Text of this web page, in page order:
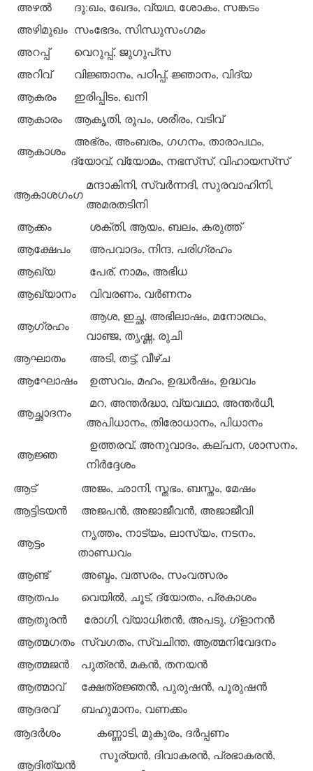
അഴല്‍
ദു:ഖം, ഖേദം, വ്യഥ, ശോകം, സങ്കടം
അഴിമുഖം സംഭേദം, സിന്ധുസംഗമം
അറപ്പ്
വെറുപ്പ്, ജുഗുപ്‌സ
അറിവ്
വിജ്ഞാനം, പഠിപ്പ്, ജ്ഞാനം, വിദ്യ
ആകരം
ഇരിപ്പിടം, ഖനി
ആകാരം
ആകൃതി, രൂപം, ശരീരം, വടിവ്
ആകാശം
അഭ്രം, അംബരം, ഗഗനം, താരാപഥം,
ദ്യോവ്, വ്യോമം, നഭസ്‌സ്, വിഹായസ്‌സ്
ആകാശഗംഗ
മന്ദാകിനി, സ്വര്‍ന്നദി, സുരവാഹിനി,
അമരതടിനി
ആക്കം
ശക്തി, ആയം, ബലം, കരുത്ത്
ആക്ഷേപം
അപവാദം, നിന്ദ, പരിഗ്രഹം
ആഖ്യ
പേര്, നാമം, അഭിധ
ആഖ്യാനം
വിവരണം, വര്‍ണനം
ആഗ്രഹം
ആശ, ഇച്ഛ, അഭിലാഷം, മനോരഥം,
വാഞ്ജ, തൃഷ്ണ, രുചി
ആഘാതം
അടി, തട്ട്, വീഴ്ച
ആഘോഷം
ഉത്സവം, മഹം, ഉദ്ധര്‍ഷം, ഉദ്ധവം
ആച്ഛാദനം
മറ, അന്തര്‍ദ്ധാ, വ്യവഥാ, അന്തര്‍ധീ,
അപിധാനം, തിരോധാനം, പിധാനം
ആജ്ഞ
ഉത്തരവ്, അനുവാദം, കല്പന, ശാസനം,
നിര്‍ദ്ദേശം
ആട്
അജം, ഛാനി, സ്തഭം, ബസ്തം, മേഷം
ആട്ടിടയന്‍
അജപന്‍, അജാജീവന്‍, അജാജീവി
ആട്ടം
നൃത്തം, നാട്യം, ലാസ്യം, നടനം,
താണ്ഡവം
ആണ്ട്
അബ്ദം, വത്സരം, സംവത്സരം
ആതപം
വെയില്‍, ചൂട്, ദ്യോതം, പ്രകാശം
ആതുരന്‍
രോഗി, വ്യാധിതന്‍, അപടു, ഗ്‌ളാനന്‍
ആത്മഗതം സ്വഗതം, സ്വചിന്ത, ആത്മനിവേദനം
ആത്മജന്‍
പുത്രന്‍, മകന്‍, തനയന്‍
ആത്മാവ്
ക്ഷേത്രജ്ഞന്‍, പുരുഷന്‍, പൂരുഷന്‍
ആദരവ്
ബഹുമാനം, വണക്കം
ആദര്‍ശം
കണ്ണാടി, മുകുരം, ദര്‍പ്പണം
ആദിത്യന്‍
സൂര്യന്‍, ദിവാകരന്‍, പ്രഭാകരന്‍,